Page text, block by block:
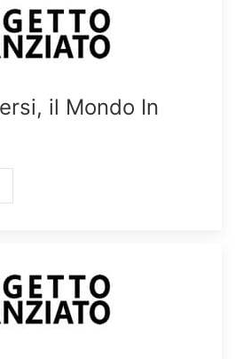
il Mondo In